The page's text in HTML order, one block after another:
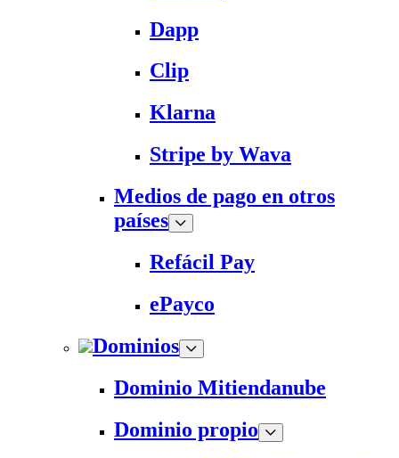
Dapp
Clip
Klarna
Stripe by Wava
Medios de pago en otros
países
Refácil Pay
ePayco
Dominios
Dominio Mitiendanube
Dominio propio